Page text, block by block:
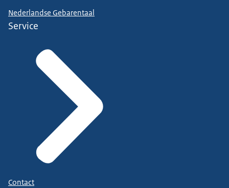
Nederlandse Gebarentaal
Service
Contact